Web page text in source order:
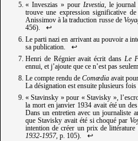
« Inveszias » pour Izvestia, le journal
trouve une expression significative
Anissimov à la traduction russe de
456).
↩︎
Le parti nazi en arrivant au pouvoir a
sa publication.
↩︎
Henri de Régnier avait écrit dans Le
ennui, et j’ajoute que ce n’est pas
Le compte rendu deComœdia avait
La désignation est ensuite plusieurs fois
« Stavinsky » pour « Stavisky »,
la mort en janvier 1934 avait été un
Dans un entretien avec un journaliste
que Stavisky avait été si choqué par
intention de créer un prix de
1932-1957, p. 105).
↩︎